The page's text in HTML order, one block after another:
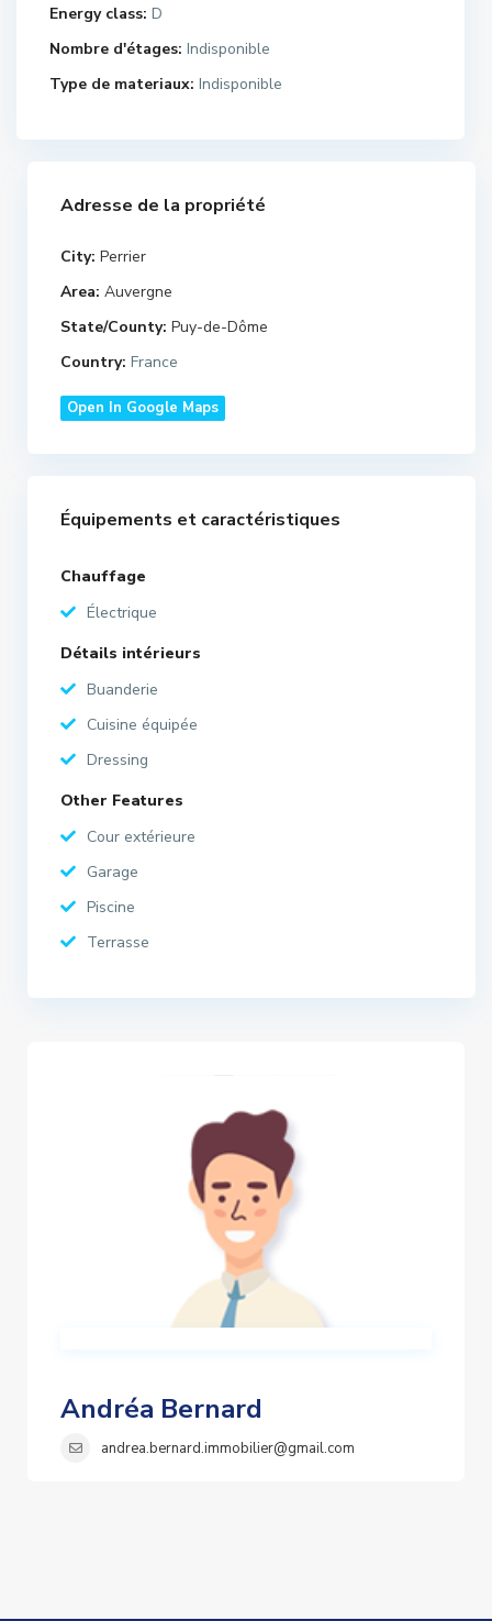
Energy class: D
Nombre d'étages: Indisponible
Type de materiaux: Indisponible
Adresse de la propriété
City: Perrier
Area: Auvergne
State/County: Puy-de-Dôme
Country: France
Open In Google Maps
Équipements et caractéristiques
Chauffage
Électrique
Détails intérieurs
Buanderie
Cuisine équipée
Dressing
Other Features
Cour extérieure
Garage
Piscine
Terrasse
Andréa Bernard
andrea.bernard.immobilier@gmail.com